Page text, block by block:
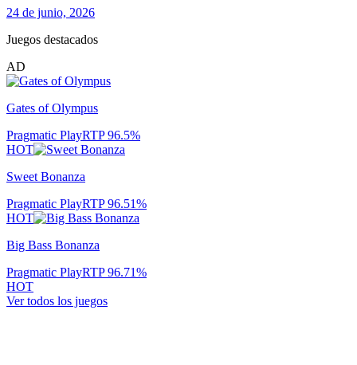
24 de junio, 2026
Juegos destacados
AD
Gates of Olympus
Pragmatic PlayRTP96.5%
HOT
Sweet Bonanza
Pragmatic PlayRTP96.51%
HOT
Big Bass Bonanza
Pragmatic PlayRTP96.71%
HOT
Ver todos los juegos